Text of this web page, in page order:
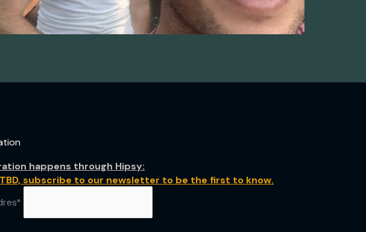
happens through Hipsy:
TBD, subscribe to our newsletter to be the first to know.